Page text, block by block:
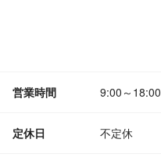
営業時間 9:00～18:00
定休日 不定休